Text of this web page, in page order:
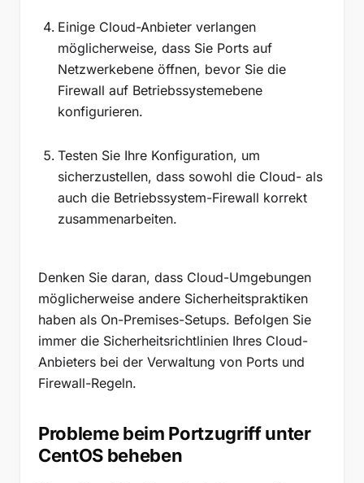
Einige Cloud-Anbieter verlangen
möglicherweise, dass Sie Ports auf
Netzwerkebene öffnen, bevor Sie die
Firewall auf Betriebssystemebene
konfigurieren.
Testen Sie Ihre Konfiguration, um
sicherzustellen, dass sowohl die Cloud- als
auch die Betriebssystem-Firewall korrekt
zusammenarbeiten.
Denken Sie daran, dass Cloud-Umgebungen
möglicherweise andere Sicherheitspraktiken
haben als On-Premises-Setups. Befolgen Sie
immer die Sicherheitsrichtlinien Ihres Cloud-
Anbieters bei der Verwaltung von Ports und
Firewall-Regeln.
Probleme beim Portzugriff unter
CentOS beheben